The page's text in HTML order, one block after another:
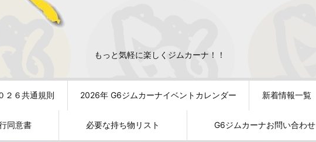
もっと気軽に楽しくジムカーナ！！
２６共通規則 2026年 G6ジムカーナイベントカレンダー 新着情報一覧
同意書 必要な持ち物リスト G6ジムカーナお問い合わせ